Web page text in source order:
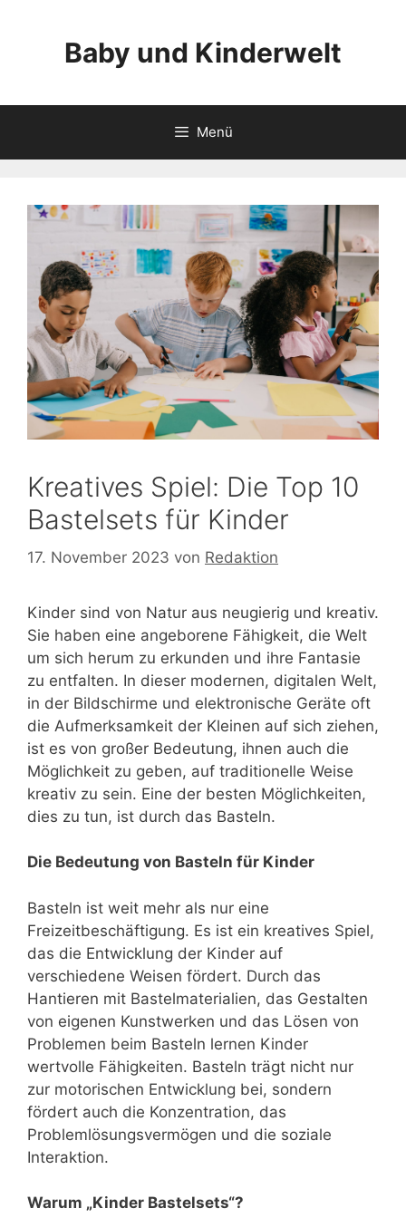
Baby und Kinderwelt
Menü
Kreatives Spiel: Die Top 10
Bastelsets für Kinder
17. November 2023 von Redaktion
Kinder sind von Natur aus neugierig und kreativ.
Sie haben eine angeborene Fähigkeit, die Welt
um sich herum zu erkunden und ihre Fantasie
zu entfalten. In dieser modernen, digitalen Welt,
in der Bildschirme und elektronische Geräte oft
die Aufmerksamkeit der Kleinen auf sich ziehen,
ist es von großer Bedeutung, ihnen auch die
Möglichkeit zu geben, auf traditionelle Weise
kreativ zu sein. Eine der besten Möglichkeiten,
dies zu tun, ist durch das Basteln.
Die Bedeutung von Basteln für Kinder
Basteln ist weit mehr als nur eine
Freizeitbeschäftigung. Es ist ein kreatives Spiel,
das die Entwicklung der Kinder auf
verschiedene Weisen fördert. Durch das
Hantieren mit Bastelmaterialien, das Gestalten
von eigenen Kunstwerken und das Lösen von
Problemen beim Basteln lernen Kinder
wertvolle Fähigkeiten. Basteln trägt nicht nur
zur motorischen Entwicklung bei, sondern
fördert auch die Konzentration, das
Problemlösungsvermögen und die soziale
Interaktion.
Warum „Kinder Bastelsets“?